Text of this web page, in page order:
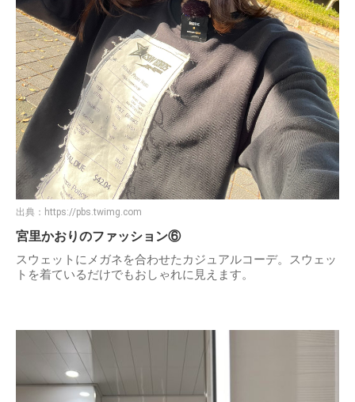
出典： https://pbs.twimg.com
宮里かおりのファッション⑥
スウェットにメガネを合わせたカジュアルコーデ。スウェッ
トを着ているだけでもおしゃれに見えます。